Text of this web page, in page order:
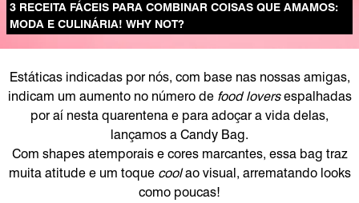
3 RECEITA FÁCEIS PARA COMBINAR COISAS QUE AMAMOS:
MODA E CULINÁRIA! WHY NOT?
Estáticas indicadas por nós, com base nas nossas amigas,
indicam um aumento no número de food loversespalhadas
por aí nesta quarentena e para adoçar a vida delas,
lançamos a Candy Bag.
Com shapes atemporais e cores marcantes, essa bag traz
muita atitude e um toque coolao visual, arrematando looks
como poucas!